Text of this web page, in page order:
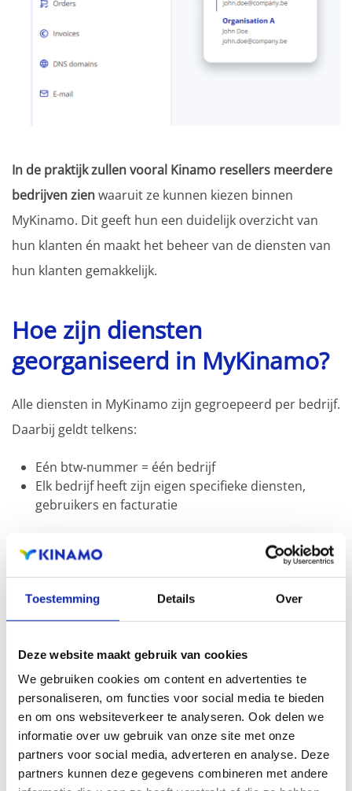
Toestemming Details Over
Deze website maakt gebruik van cookies
We gebruiken cookies om content en advertenties te
personaliseren, om functies voor social media te bieden
en om ons websiteverkeer te analyseren. Ook delen we
informatie over uw gebruik van onze site met onze
partners voor social media, adverteren en analyse. Deze
partners kunnen deze gegevens combineren met andere
In de praktijk zullen vooral Kinamo resellers meerdere
bedrijven zienwaaruit ze kunnen kiezen binnen
MyKinamo. Dit geeft hun een duidelijk overzicht van
hun klanten én maakt het beheer van de diensten van
hun klanten gemakkelijk.
Hoe zijn diensten
georganiseerd in MyKinamo?
Alle diensten in MyKinamo zijn gegroepeerd per bedrijf.
Daarbij geldt telkens:
Eén btw‑nummer = één bedrijf
Elk bedrijf heeft zijn eigen specifieke diensten,
gebruikers en facturatie
Zo behoudt u altijd een duidelijk overzicht, ook
Verwante artikelen
Hoe pas ik mijn bedrijfsgegevens aan?